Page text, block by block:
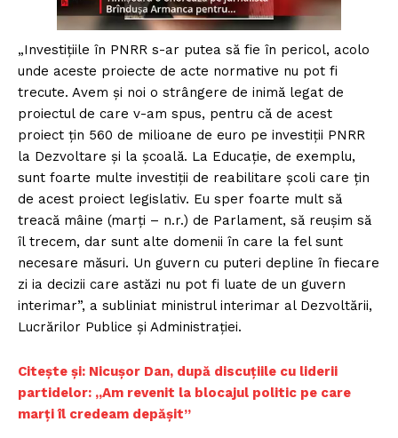
„Investiţiile în PNRR s-ar putea să fie în pericol, acolo
unde aceste proiecte de acte normative nu pot fi
trecute. Avem şi noi o strângere de inimă legat de
proiectul de care v-am spus, pentru că de acest
proiect ţin 560 de milioane de euro pe investiţii PNRR
la Dezvoltare şi la şcoală. La Educaţie, de exemplu,
sunt foarte multe investiţii de reabilitare şcoli care ţin
de acest proiect legislativ. Eu sper foarte mult să
treacă mâine (marţi – n.r.) de Parlament, să reuşim să
îl trecem, dar sunt alte domenii în care la fel sunt
necesare măsuri. Un guvern cu puteri depline în fiecare
zi ia decizii care astăzi nu pot fi luate de un guvern
interimar”, a subliniat ministrul interimar al Dezvoltării,
Lucrărilor Publice şi Administraţiei.
Citește și: ​Nicușor Dan, după discuțiile cu liderii
partidelor: „Am revenit la blocajul politic pe care
marți îl credeam depășit”